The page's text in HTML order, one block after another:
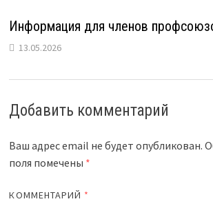
Информация для членов
13.05.2026
Добавить комментарий
Ваш адрес email не будет опубликован.
поля помечены *
КОММЕНТАРИЙ *